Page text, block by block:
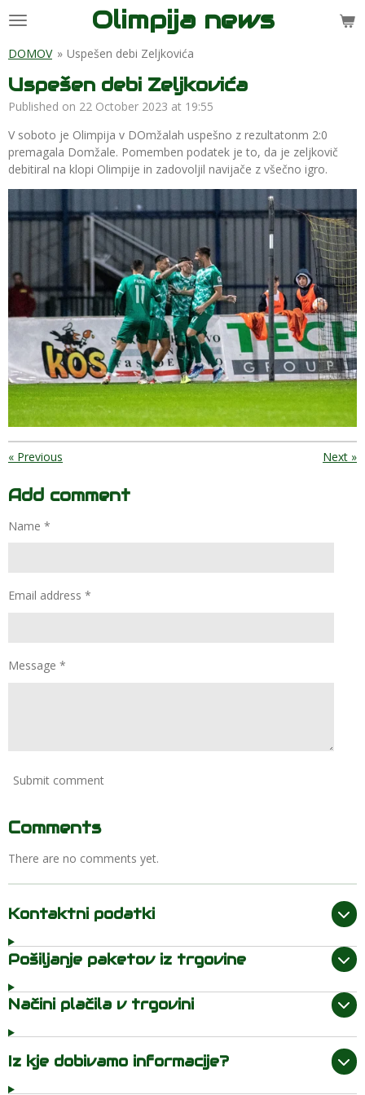
Skip
main
Olimpija news
DOMOV » Uspešen debi Zeljkovića
Uspešen debi Zeljkovića
Published on 22 October 2023 at 19:55
V soboto je Olimpija v DOmžalah uspešno z rezultatonm 2:0
premagala Domžale. Pomemben podatek je to, da je zeljkovič
debitiral na klopi Olimpije in zadovoljil navijače z všečno igro.
« Previous Next »
Add comment
Name *
Email address *
Message *
Submit comment
Comments
There are no comments yet.
Kontaktni podatki
Pošiljanje paketov iz trgovine
Načini plačila v trgovini
Iz kje dobivamo informacije?